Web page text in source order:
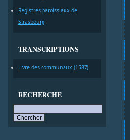
Registres paroissiaux de
Strasbourg
TRANSCRIPTIONS
Livre des communaux (1587)
RECHERCHE